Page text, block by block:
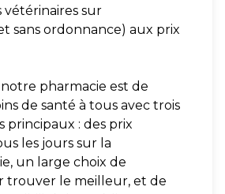
vétérinaires sur
sans ordonnance) aux prix
notre pharmacie est de
de santé à tous avec trois
principaux : des prix
les jours sur la
un large choix de
trouver le meilleur, et de